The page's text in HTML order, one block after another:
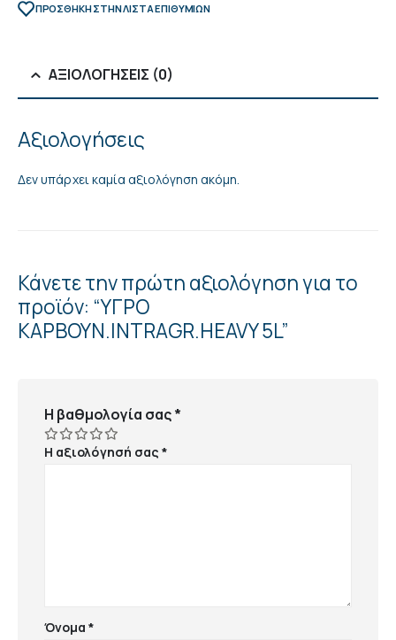
ΠΡΌΣΘΉΚΗ ΣΤΗΝ ΛΊΣΤΑ ΕΠΙΘΥΜΙΏΝ
ΑΞΙΟΛΟΓΉΣΕΙΣ (0)
Αξιολογήσεις
Δεν υπάρχει καμία αξιολόγηση ακόμη.
Κάνετε την πρώτη αξιολόγηση για το
προϊόν: “ΥΓΡΟ
ΚΑΡΒΟΥΝ.ΙNTRAGR.HEAVY 5L”
Η βαθμολογία σας*
Η αξιολόγησή σας*
Όνομα*